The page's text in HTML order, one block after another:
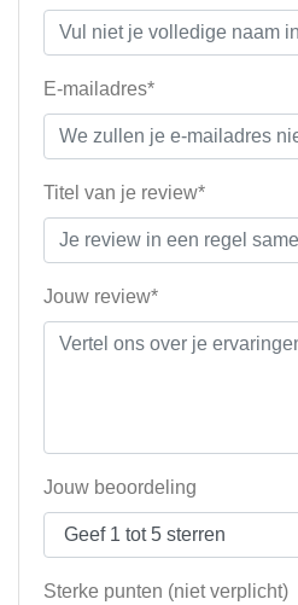
E-mailadres*
Titel van je review*
Jouw review*
Jouw beoordeling
Sterke punten (niet verplicht)